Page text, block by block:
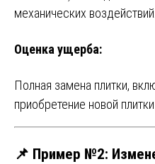
механических воздействий.
Оценка ущерба:
Полная замена плитки,
приобретение новой
📌 Пример №2: